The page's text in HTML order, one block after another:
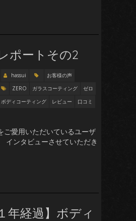
ポートその2
hassui
お客様の声
ZERO ガラスコーティング
ゼロ
ボディコーティング レビュー
口コミ
ご愛用いただいているユーザ
インタビューさせていただき
年経過】ボディ